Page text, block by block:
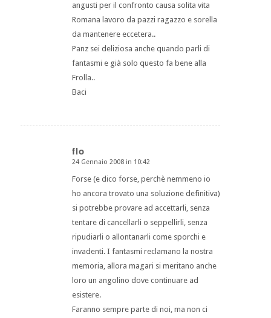
angusti per il confronto causa solita vita
Romana lavoro da pazzi ragazzo e sorella
da mantenere eccetera..
Panz sei deliziosa anche quando parli di
fantasmi e già solo questo fa bene alla
Frolla..
Baci
flo
dice:
24 Gennaio 2008 in 10:42
Forse (e dico forse, perchè nemmeno io
ho ancora trovato una soluzione definitiva)
si potrebbe provare ad accettarli, senza
tentare di cancellarli o seppellirli, senza
ripudiarli o allontanarli come sporchi e
invadenti. I fantasmi reclamano la nostra
memoria, allora magari si meritano anche
loro un angolino dove continuare ad
esistere.
Faranno sempre parte di noi, ma non ci